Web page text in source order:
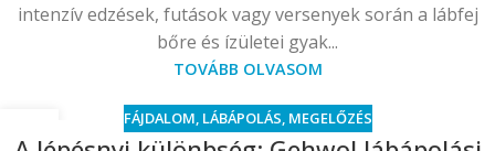
intenzív edzések, futások vagy versenyek során a lábfej
bőre és ízületei gyak...
TOVÁBB OLVASOM
MÁRC
FÁJDALOM, LÁBÁPOLÁS, MEGELŐZÉS